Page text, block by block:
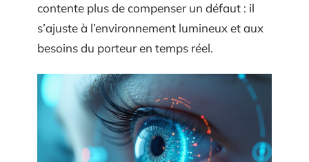
contente plus de compenser un défaut : il
s’ajuste à l’environnement lumineux et aux
besoins du porteur en temps réel.